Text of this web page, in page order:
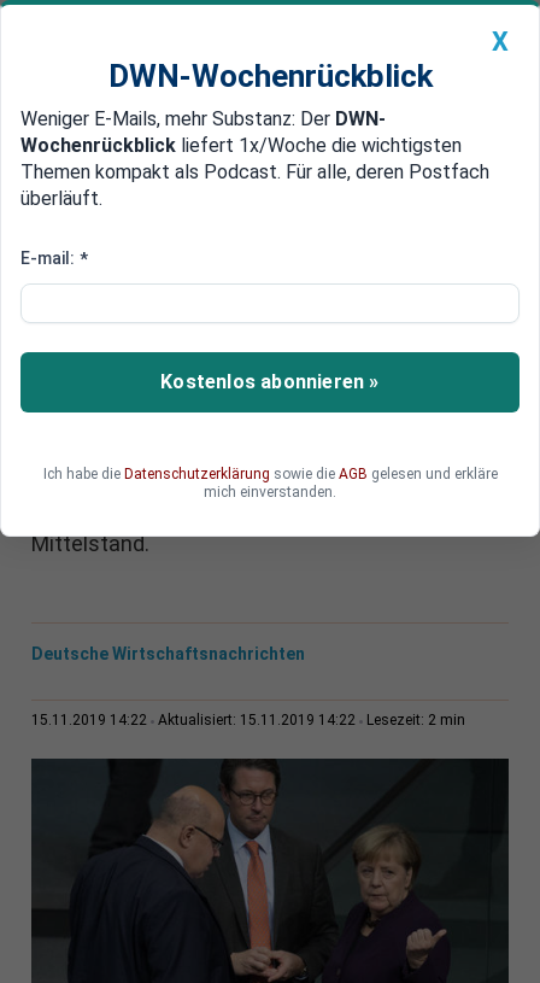
Newsticker MEIN DWN: Geldanlage Premium
Edelmetalle DWN-Magazin China
Bundestag beschließt CO2-
Mittelstand kommen schwere
Zeiten zu
Kohlenstoffdioxid beschlossen. Besonders
Mittelstand.
Deutsche Wirtschaftsnachrichten
15.11.2019 14:22 Aktualisiert: 15.11.2019 14:22 Lesezeit: 2 min
X
DWN-Wochenrückblick
Weniger E-Mails, mehr Substanz: Der DWN-
Wochenrückblick liefert 1x/Woche die wichtigsten
Themen kompakt als Podcast. Für alle, deren Postfach
überläuft.
E-mail: *
Kostenlos abonnieren »
Ich habe die Datenschutzerklärung sowie die AGB gelesen und erkläre
mich einverstanden.